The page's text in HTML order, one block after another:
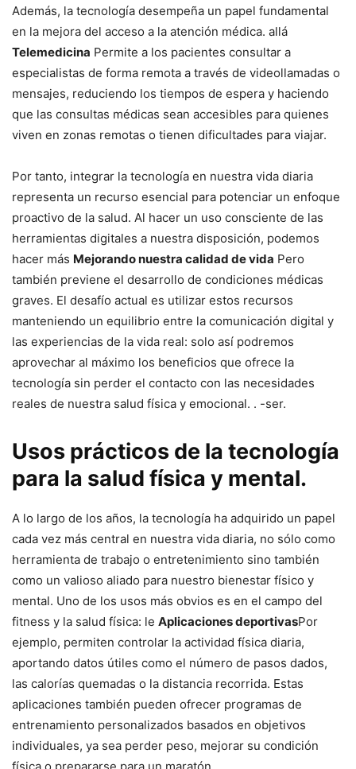
Además, la tecnología desempeña un papel fundamental
en la mejora del acceso a la atención médica. allá
Telemedicina Permite a los pacientes consultar a
especialistas de forma remota a través de videollamadas o
mensajes, reduciendo los tiempos de espera y haciendo
que las consultas médicas sean accesibles para quienes
viven en zonas remotas o tienen dificultades para viajar.
Por tanto, integrar la tecnología en nuestra vida diaria
representa un recurso esencial para potenciar un enfoque
proactivo de la salud. Al hacer un uso consciente de las
herramientas digitales a nuestra disposición, podemos
hacer más Mejorando nuestra calidad de vida Pero
también previene el desarrollo de condiciones médicas
graves. El desafío actual es utilizar estos recursos
manteniendo un equilibrio entre la comunicación digital y
las experiencias de la vida real: solo así podremos
aprovechar al máximo los beneficios que ofrece la
tecnología sin perder el contacto con las necesidades
reales de nuestra salud física y emocional. . -ser.
Usos prácticos de la tecnología
para la salud física y mental.
A lo largo de los años, la tecnología ha adquirido un papel
cada vez más central en nuestra vida diaria, no sólo como
herramienta de trabajo o entretenimiento sino también
como un valioso aliado para nuestro bienestar físico y
mental. Uno de los usos más obvios es en el campo del
fitness y la salud física: le Aplicaciones deportivasPor
ejemplo, permiten controlar la actividad física diaria,
aportando datos útiles como el número de pasos dados,
las calorías quemadas o la distancia recorrida. Estas
aplicaciones también pueden ofrecer programas de
entrenamiento personalizados basados ​​en objetivos
individuales, ya sea perder peso, mejorar su condición